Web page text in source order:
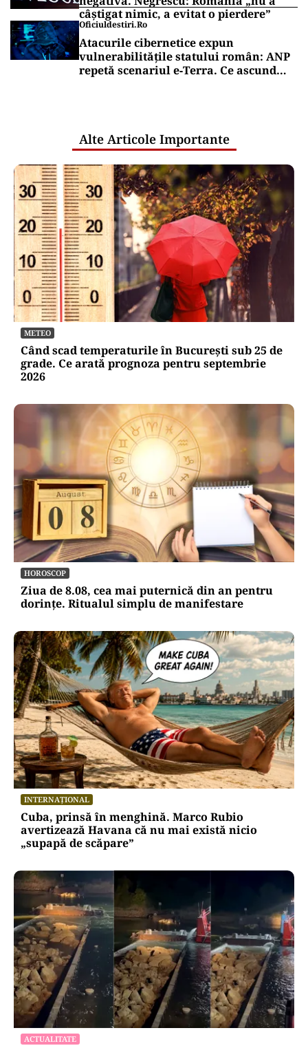
câștigat nimic, a evitat o pierdere”
Oficiuldestiri.ro
Atacurile cibernetice expun
vulnerabilitățile statului român: ANP
repetă scenariul e‑Terra. Ce ascund
Alte Articole Importante
METEO
Când scad temperaturile în București sub 25 de
grade. Ce arată prognoza pentru septembrie
2026
HOROSCOP
Ziua de 8.08, cea mai puternică din an pentru
dorințe. Ritualul simplu de manifestare
INTERNAȚIONAL
Cuba, prinsă în menghină. Marco Rubio
avertizează Havana că nu mai există nicio
„supapă de scăpare”
ACTUALITATE